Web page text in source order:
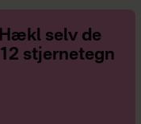
Hækl selv de
12 stjernetegn